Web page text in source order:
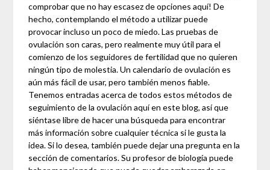
comprobar que no hay escasez de opciones aquí! De
hecho, contemplando el método a utilizar puede
provocar incluso un poco de miedo. Las pruebas de
ovulación son caras, pero realmente muy útil para el
comienzo de los seguidores de fertilidad que no quieren
ningún tipo de molestia. Un calendario de ovulación es
aún más fácil de usar, pero también menos fiable.
Tenemos entradas acerca de todos estos métodos de
seguimiento de la ovulación aquí en este blog, así que
siéntase libre de hacer una búsqueda para encontrar
más información sobre cualquier técnica si le gusta la
idea. Si lo desea, también puede dejar una pregunta en la
sección de comentarios. Su profesor de biología puede